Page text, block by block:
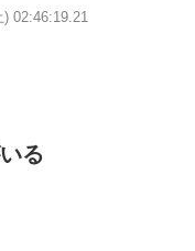
02:46:19.21
る